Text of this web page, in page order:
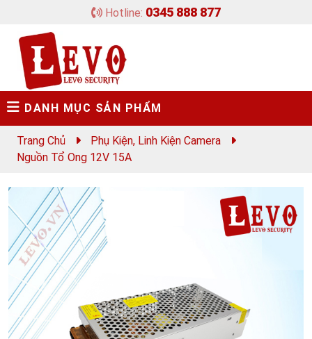
Hotline: 0345 888 877
DANH MỤC SẢN PHẨM
Trang Chủ
Phụ Kiện, Linh Kiện Camera
Nguồn Tổ Ong 12V 15A